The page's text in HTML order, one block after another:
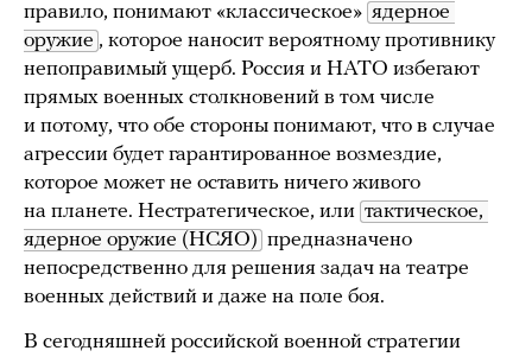
правило, понимают «классическое» ядерное
оружие , которое наносит вероятному противнику
непоправимый ущерб. Россия и НАТО избегают
прямых военных столкновений в том числе
и потому, что обе стороны понимают, что в случае
агрессии будет гарантированное возмездие,
которое может не оставить ничего живого
на планете. Нестратегическое, или тактическое,
ядерное оружие (НСЯО) предназначено
непосредственно для решения задач на театре
военных действий и даже на поле боя.
В сегодняшней российской военной стратегии